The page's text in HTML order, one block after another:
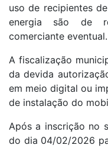
uso de recipientes
energia são de
comerciante eventual.
A fiscalização
da devida
em meio digital ou
de instalação do
Após a inscrição no
do dia 04/02/2026